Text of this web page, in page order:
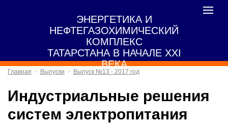
ЭНЕРГЕТИКА И
НЕФТЕГАЗОХИМИЧЕСКИЙ
КОМПЛЕКС
ТАТАРСТАНА В НАЧАЛЕ XXI
ВЕКА
Toggle
Главная Выпуски Выпуск №13 - 2017 год
Индустриальные решения
систем электропитания